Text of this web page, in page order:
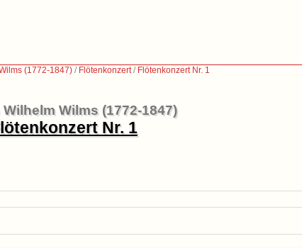
(1772-1847) / Flötenkonzert/ Flötenkonzert Nr. 1
Wilms (1772-1847)
Nr. 1